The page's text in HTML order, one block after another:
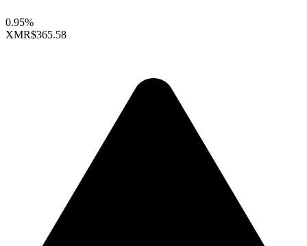
0.95%
XMR$365.58